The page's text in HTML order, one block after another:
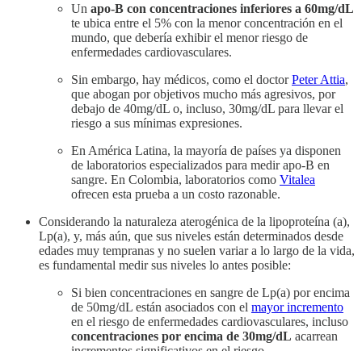
Un apo-B con concentraciones inferiores a 60mg/dL
te ubica entre el 5% con la menor concentración en el
mundo, que debería exhibir el menor riesgo de
enfermedades cardiovasculares.
Sin embargo, hay médicos, como el doctorPeter Attia,
que abogan por objetivos mucho más agresivos, por
debajo de 40mg/dL o, incluso, 30mg/dL para llevar el
riesgo a sus mínimas expresiones.
En América Latina, la mayoría de países ya disponen
de laboratorios especializados para medir apo-B en
sangre. En Colombia, laboratorios como Vitalea
ofrecen esta prueba a un costo razonable.
Considerando la naturaleza aterogénica de la lipoproteína (a),
Lp(a), y, más aún, que sus niveles están determinados desde
edades muy tempranas y no suelen variar a lo largo de la vida,
es fundamental medir sus niveles lo antes posible:
Si bien concentraciones en sangre de Lp(a) por encima
de 50mg/dL están asociados con el mayor incremento
en el riesgo de enfermedades cardiovasculares, incluso
concentraciones por encima de 30mg/dL acarrean